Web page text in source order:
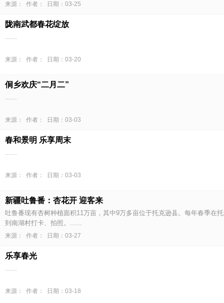
来源： 作者： 日期：03-25
陇南武都春花绽放
......
来源： 作者： 日期：03-20
侗乡欢庆“二月二”
......
来源： 作者： 日期：03-03
春和景明 乐享周末
......
来源： 作者： 日期：03-03
新疆吐鲁番：杏花开 迎客来
吐鲁番现有杏树种植面积11万亩，其中9万多亩位于托克逊县。每年春季在
到南湖村打卡、拍照。......
来源： 作者： 日期：03-27
乐享春光
......
来源： 作者： 日期：03-18